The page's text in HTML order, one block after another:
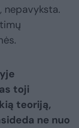
nepavyksta.
toji
teoriją,
ne nuo